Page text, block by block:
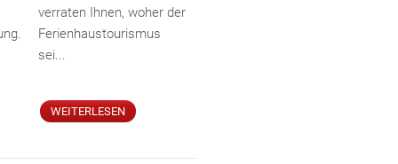
verraten Ihnen, woher der
Ferienhaustourismus
sei...
WEITERLESEN